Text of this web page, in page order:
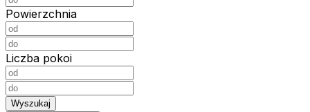
Powierzchnia
Liczba pokoi
Wyszukaj